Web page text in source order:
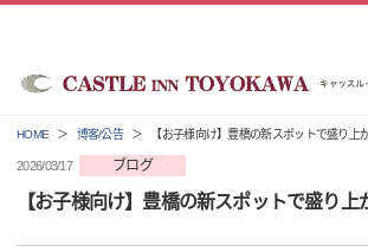
HOME 博客/公告 【お子様向け】豊橋の新スポットで盛り上
2026/03/17 ブログ
【お子様向け】豊橋の新スポットで盛り上